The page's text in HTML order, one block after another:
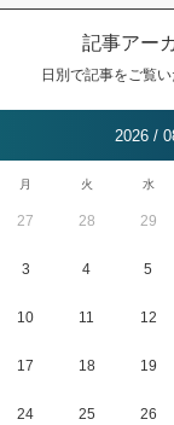
記事アー
日別で記事をご覧い
2026 /
月 火 水
27 28 29
3 4 5
10 11 12
17 18 19
24 25 26